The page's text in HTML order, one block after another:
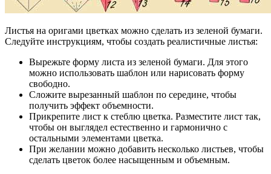
Листья на оригами цветках можно сделать из зеленой бумаги.
Следуйте инструкциям, чтобы создать реалистичные листья:
Вырежьте форму листа из зеленой бумаги. Для этого
можно использовать шаблон или нарисовать форму
свободно.
Сложите вырезанный шаблон по середине, чтобы
получить эффект объемности.
Прикрепите лист к стеблю цветка. Разместите лист так,
чтобы он выглядел естественно и гармонично с
остальными элементами цветка.
При желании можно добавить несколько листьев, чтобы
сделать цветок более насыщенным и объемным.